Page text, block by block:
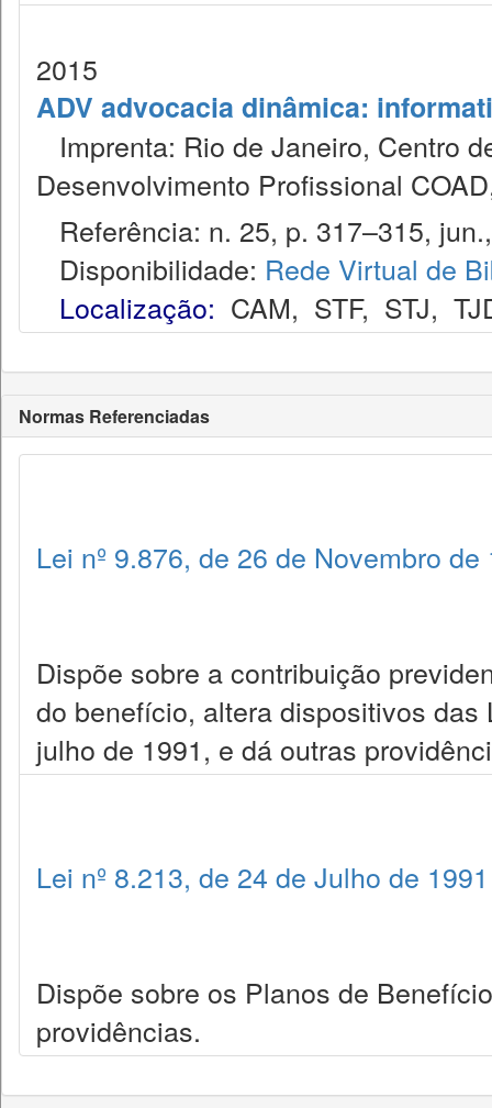
2015
ADV advocacia dinâmica:
Imprenta: Rio de Janeiro, Centro
Desenvolvimento Profissional
Referência: n. 25, p. 317–315,
Disponibilidade: Rede Virtual de
Localização: CAM, STF, STJ,
Normas Referenciadas
Lei nº 9.876, de 26 de Novembro de
Dispõe sobre a contribuição
do benefício, altera dispositivos das
julho de 1991, e dá outras
Lei nº 8.213, de 24 de Julho de 1991
Dispõe sobre os Planos de
providências.